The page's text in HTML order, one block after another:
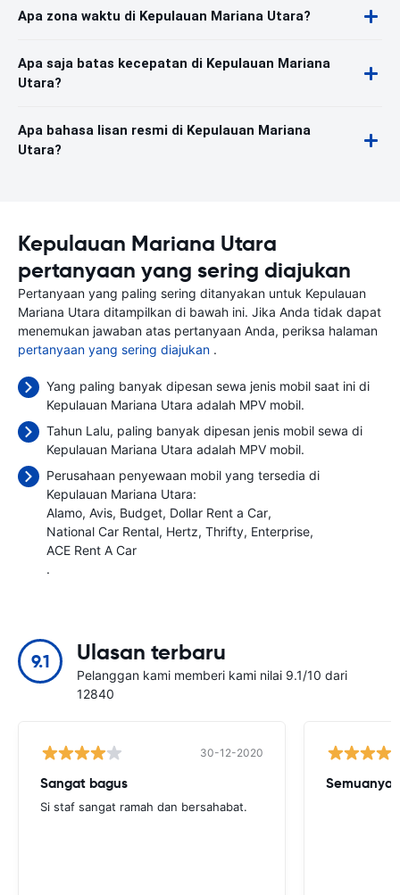
Apa zona waktu di Kepulauan Mariana Utara?
Apa saja batas kecepatan di Kepulauan Mariana
Utara?
Apa bahasa lisan resmi di Kepulauan Mariana
Utara?
Kepulauan Mariana Utara
pertanyaan yang sering diajukan
Pertanyaan yang paling sering ditanyakan untuk Kepulauan
Mariana Utara ditampilkan di bawah ini. Jika Anda tidak dapat
menemukan jawaban atas pertanyaan Anda, periksa halaman
pertanyaan yang sering diajukan .
Yang paling banyak dipesan sewa jenis mobil saat ini di
Kepulauan Mariana Utara adalah MPV mobil.
Tahun Lalu, paling banyak dipesan jenis mobil sewa di
Kepulauan Mariana Utara adalah MPV mobil.
Perusahaan penyewaan mobil yang tersedia di
Kepulauan Mariana Utara:
Alamo Avis Budget Dollar Rent a Car
National Car Rental Hertz Thrifty Enterprise
ACE Rent A Car
.
9.1 Ulasan terbaru
Pelanggan kami memberi kami nilai 9.1/10 dari
12840
30-12-2020
Sangat bagus
Si staf sangat ramah dan bersahabat.
Semuanya